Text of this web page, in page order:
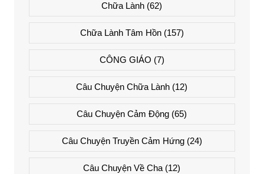
Chữa Lành (62)
Chữa Lành Tâm Hồn(157)
CÔNG GIÁO (7)
Câu Chuyện Chữa Lành (12)
Câu Chuyện Cảm Động (65)
Câu Chuyện Truyền Cảm Hứng(24)
Câu Chuyện Về Cha (12)